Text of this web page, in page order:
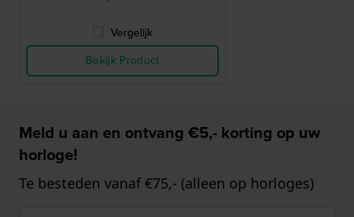
Vergelijk
Bekijk Product
Meld u aan en ontvang €5,- korting op uw
horloge!
Te besteden vanaf €75,- (alleen op horloges)